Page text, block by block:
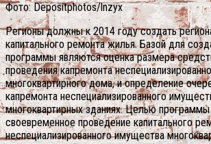
Фото: Depositphotos/lnzyx
Регионы должны к 2014 году создать
капитального ремонта жилья. Базой для
программы являются оценка размера
проведения капремонта
многоквартирного дома, и определение
капремонта неспециализированного
многоквартирных зданиях. Целью
своевременное проведение капитального
неспециализированного имущества